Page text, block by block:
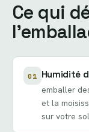
Ce qui
01 Humidité
emballer
et la
sur votre sol.